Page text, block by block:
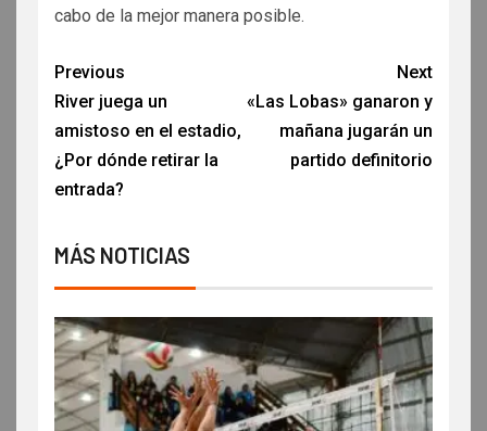
cabo de la mejor manera posible.
Previous
River juega un
amistoso en el estadio,
¿Por dónde retirar la
entrada?
Next
«Las Lobas» ganaron y
mañana jugarán un
partido definitorio
MÁS NOTICIAS